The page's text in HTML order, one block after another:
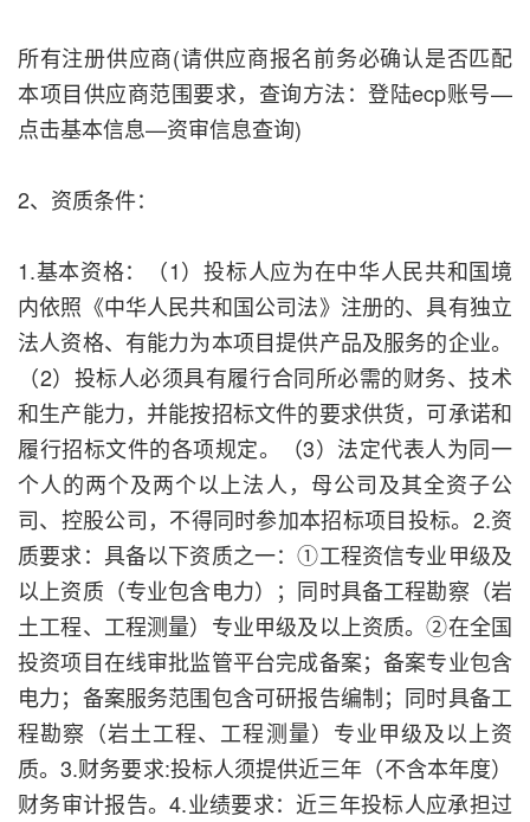
所有注册供应商(请供应商报名前务必确认是否匹配
本项目供应商范围要求，查询方法：登陆ecp账号—
点击基本信息—资审信息查询)
2、资质条件：
1.基本资格：（1）投标人应为在中华人民共和国境
内依照《中华人民共和国公司法》注册的、具有独立
法人资格、有能力为本项目提供产品及服务的企业。
（2）投标人必须具有履行合同所必需的财务、技术
和生产能力，并能按招标文件的要求供货，可承诺和
履行招标文件的各项规定。（3）法定代表人为同一
个人的两个及两个以上法人，母公司及其全资子公
司、控股公司，不得同时参加本招标项目投标。2.资
质要求：具备以下资质之一：①工程资信专业甲级及
以上资质（专业包含电力）；同时具备工程勘察（岩
土工程、工程测量）专业甲级及以上资质。②在全国
投资项目在线审批监管平台完成备案；备案专业包含
电力；备案服务范围包含可研报告编制；同时具备工
程勘察（岩土工程、工程测量）专业甲级及以上资
质。3.财务要求:投标人须提供近三年（不含本年度）
财务审计报告。4.业绩要求：近三年投标人应承担过